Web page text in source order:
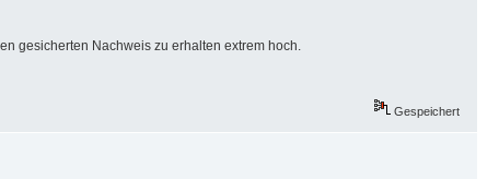
gesicherten Nachweis zu erhalten extrem hoch.
Gespeichert